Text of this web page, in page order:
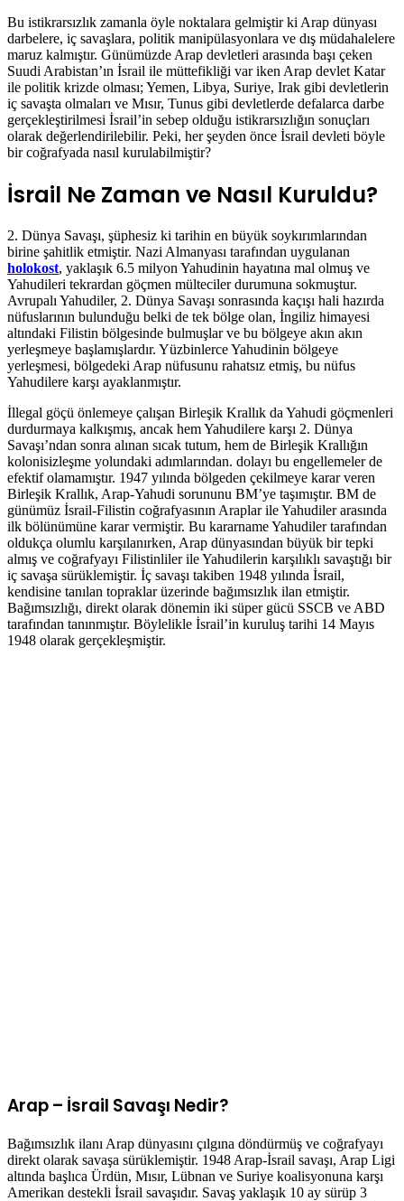
Bu istikrarsızlık zamanla öyle noktalara gelmiştir ki Arap dünyası
darbelere, iç savaşlara, politik manipülasyonlara ve dış müdahalelere
maruz kalmıştır. Günümüzde Arap devletleri arasında başı çeken
Suudi Arabistan’ın İsrail ile müttefikliği var iken Arap devlet Katar
ile politik krizde olması; Yemen, Libya, Suriye, Irak gibi devletlerin
iç savaşta olmaları ve Mısır, Tunus gibi devletlerde defalarca darbe
gerçekleştirilmesi İsrail’in sebep olduğu istikrarsızlığın sonuçları
olarak değerlendirilebilir. Peki, her şeyden önce İsrail devleti böyle
bir coğrafyada nasıl kurulabilmiştir?
İsrail Ne Zaman ve Nasıl Kuruldu?
2. Dünya Savaşı, şüphesiz ki tarihin en büyük soykırımlarından
birine şahitlik etmiştir. Nazi Almanyası tarafından uygulanan
holokost, yaklaşık 6.5 milyon Yahudinin hayatına mal olmuş ve
Yahudileri tekrardan göçmen mülteciler durumuna sokmuştur.
Avrupalı Yahudiler, 2. Dünya Savaşı sonrasında kaçışı hali hazırda
nüfuslarının bulunduğu belki de tek bölge olan, İngiliz himayesi
altındaki Filistin bölgesinde bulmuşlar ve bu bölgeye akın akın
yerleşmeye başlamışlardır. Yüzbinlerce Yahudinin bölgeye
yerleşmesi, bölgedeki Arap nüfusunu rahatsız etmiş, bu nüfus
Yahudilere karşı ayaklanmıştır.
İllegal göçü önlemeye çalışan Birleşik Krallık da Yahudi göçmenleri
durdurmaya kalkışmış, ancak hem Yahudilere karşı 2. Dünya
Savaşı’ndan sonra alınan sıcak tutum, hem de Birleşik Krallığın
kolonisizleşme yolundaki adımlarından. dolayı bu engellemeler de
efektif olamamıştır. 1947 yılında bölgeden çekilmeye karar veren
Birleşik Krallık, Arap-Yahudi sorununu BM’ye taşımıştır. BM de
günümüz İsrail-Filistin coğrafyasının Araplar ile Yahudiler arasında
ilk bölünümüne karar vermiştir. Bu kararname Yahudiler tarafından
oldukça olumlu karşılanırken, Arap dünyasından büyük bir tepki
almış ve coğrafyayı Filistinliler ile Yahudilerin karşılıklı savaştığı bir
iç savaşa sürüklemiştir. İç savaşı takiben 1948 yılında İsrail,
kendisine tanılan topraklar üzerinde bağımsızlık ilan etmiştir.
Bağımsızlığı, direkt olarak dönemin iki süper gücü SSCB ve ABD
tarafından tanınmıştır. Böylelikle İsrail’in kuruluş tarihi 14 Mayıs
1948 olarak gerçekleşmiştir.
Arap – İsrail Savaşı Nedir?
Bağımsızlık ilanı Arap dünyasını çılgına döndürmüş ve coğrafyayı
direkt olarak savaşa sürüklemiştir. 1948 Arap-İsrail savaşı, Arap Ligi
altında başlıca Ürdün, Mısır, Lübnan ve Suriye koalisyonuna karşı
Amerikan destekli İsrail savaşıdır. Savaş yaklaşık 10 ay sürüp 3